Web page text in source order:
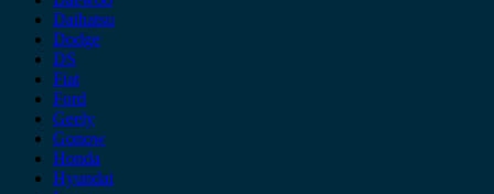
Daihatsu
Dodge
DS
Fiat
Ford
Geely
Gonow
Honda
Hyundai